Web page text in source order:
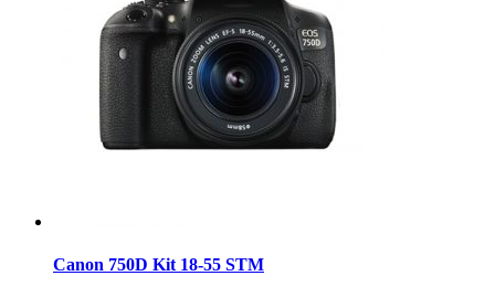
Canon 750D Kit 18-55 STM